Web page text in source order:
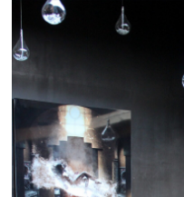
S’orienter vers un
avant de réserver une
autant les familles que les
confort d’un Restaurant Val
moment passé à table.
devient plus attractive
produits fait partie des
Marne. L’attention portée
Restaurant Val de Marne. La
Restaurant Val de Marne
Pour la pause méridienne,